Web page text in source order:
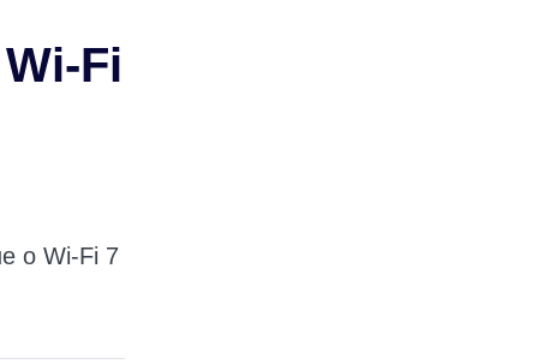
Fi
o Wi-Fi 7